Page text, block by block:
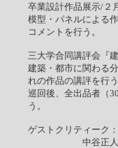
卒業設計作品展示/２
模型・パネルによる
コメントを行う。
三大学合同講評会『
建築・都市に関わる
れの作品の講評を行う
巡回後、全出品者（
う。
ゲストクリティーク
中谷正人（建